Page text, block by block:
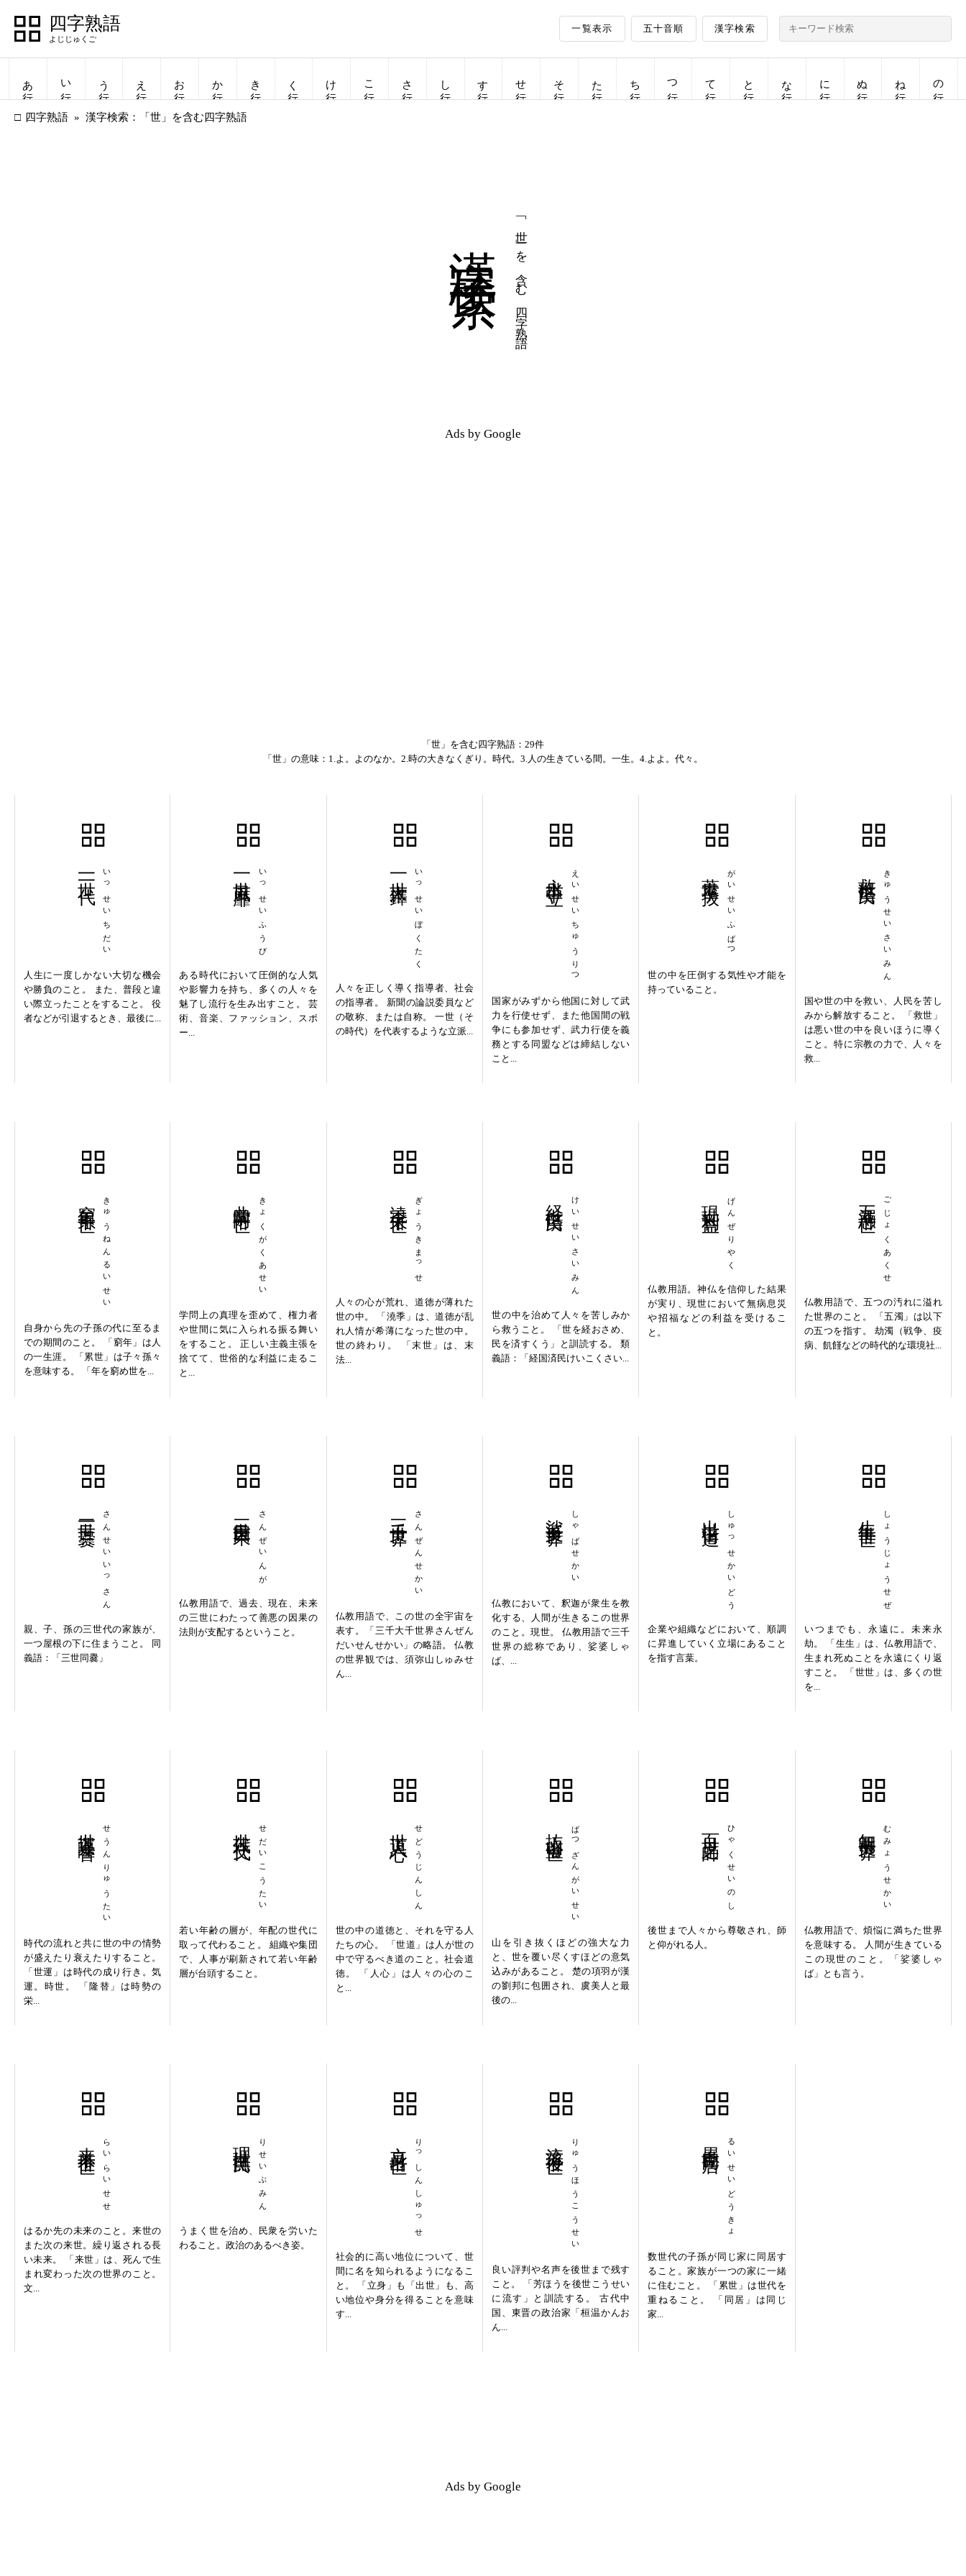
四字熟語 一覧表示 五十音順 漢字検索
あ行 い行 う行 え行 お行 か行 き行 く行 け行 こ行 さ行 し行 す行 せ行 そ行 た行 ち行 つ行 て行 と行 な行 に行 ぬ行 ね行 の行
四字熟語 漢字検索：「世」を含む四字熟語
「世」を含む四字熟語
Ads by Google
「世」を含む四字熟語：29件
「世」の意味：1.よ。よのなか。2.時の大きなくぎり。時代。3.人の生きている間。一生。4.よよ。代々。
いっせいちだい
一世一代
人生に一度しかない大切な機会
や勝負のこと。 また、普段と違
い際立ったことをすること。 役
者などが引退するとき、最後に...
いっせいふうび
一世風靡
ある時代において圧倒的な人気
や影響力を持ち、多くの人々を
魅了し流行を生み出すこと。 芸
術、音楽、ファッション、スポ
ー...
いっせいぼくたく
一世木鐸
人々を正しく導く指導者、社会
の指導者。 新聞の論説委員など
の敬称、または自称。 一世（そ
の時代）を代表するような立派...
えいせいちゅうりつ
国家がみずから他国に対して武
力を行使せず、また他国間の戦
争にも参加せず、武力行使を義
務とする同盟などは締結しない
こと...
がいせいふばつ
世の中を圧倒する気性や才能を
持っていること。
きゅうせいさいみん
国や世の中を救い、人民を苦し
みから解放すること。 「救世」
は悪い世の中を良いほうに導く
こと。特に宗教の力で、人々を
救...
きゅうねんるいせい
自身から先の子孫の代に至るま
での期間のこと。 「窮年」は人
の一生涯。 「累世」は子々孫々
を意味する。 「年を窮め世を...
きょくがくあせい
学問上の真理を歪めて、権力者
や世間に気に入られる振る舞い
をすること。 正しい主義主張を
捨てて、世俗的な利益に走るこ
と...
ぎょうきまっせ
人々の心が荒れ、道徳が薄れた
世の中。 「澆季」は、道徳が乱
れ人情が希薄になった世の中。
世の終わり。 「末世」は、末
法...
けいせいさいみん
世の中を治めて人々を苦しみか
ら救うこと。 「世を経おさめ、
民を済すくう」と訓読する。 類
義語：「経国済民けいこくさい...
げんぜりやく
仏教用語。神仏を信仰した結果
が実り、現世において無病息災
や招福などの利益を受けるこ
と。
ごじょくあくせ
仏教用語で、五つの汚れに溢れ
た世界のこと。 「五濁」は以下
の五つを指す。 劫濁（戦争、疫
病、飢饉などの時代的な環境社...
さんせいいっさん
親、子、孫の三世代の家族が、
一つ屋根の下に住まうこと。 同
義語：「三世同爨」
さんぜいんが
仏教用語で、過去、現在、未来
の三世にわたって善悪の因果の
法則が支配するということ。
さんぜんせかい
仏教用語で、この世の全宇宙を
表す。「三千大千世界さんぜん
だいせんせかい」の略語。 仏教
の世界観では、須弥山しゅみせ
ん...
しゃばせかい
仏教において、釈迦が衆生を教
化する、人間が生きるこの世界
のこと。現世。 仏教用語で三千
世界の総称であり、娑婆しゃ
ば、...
しゅっせかいどう
企業や組織などにおいて、順調
に昇進していく立場にあること
を指す言葉。
しょうじょうせぜ
いつまでも、永遠に。未来永
劫。 「生生」は、仏教用語で、
生まれ死ぬことを永遠にくり返
すこと。 「世世」は、多くの世
を...
せうんりゅうたい
時代の流れと共に世の中の情勢
が盛えたり衰えたりすること。
「世運」は時代の成り行き。気
運。時世。 「隆替」は時勢の
栄...
せだいこうたい
若い年齢の層が、年配の世代に
取って代わること。 組織や集団
で、人事が刷新されて若い年齢
層が台頭すること。
せどうじんしん
世の中の道徳と、それを守る人
たちの心。 「世道」は人が世の
中で守るべき道のこと。社会道
徳。 「人心」は人々の心のこ
と...
ばつざんがいせい
山を引き抜くほどの強大な力
と、世を覆い尽くすほどの意気
込みがあること。 楚の項羽が漢
の劉邦に包囲され、虞美人と最
後の...
ひゃくせいのし
後世まで人々から尊敬され、師
と仰がれる人。
むみょうせかい
仏教用語で、煩悩に満ちた世界
を意味する。 人間が生きている
この現世のこと。「娑婆しゃ
ば」とも言う。
らいらいせせ
はるか先の未来のこと。来世の
また次の来世。繰り返される長
い未来。 「来世」は、死んで生
まれ変わった次の世界のこと。
文...
りせいぶみん
うまく世を治め、民衆を労いた
わること。政治のあるべき姿。
りっしんしゅっせ
社会的に高い地位について、世
間に名を知られるようになるこ
と。 「立身」も「出世」も、高
い地位や身分を得ることを意味
す...
りゅうほうこうせい
良い評判や名声を後世まで残す
こと。 「芳ほうを後世こうせい
に流す」と訓読する。 古代中
国、東晋の政治家「桓温かんお
ん...
るいせいどうきょ
数世代の子孫が同じ家に同居す
ること。家族が一つの家に一緒
に住むこと。 「累世」は世代を
重ねること。 「同居」は同じ
家...
Ads by Google